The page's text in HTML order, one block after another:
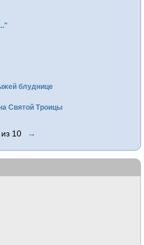
блуднице
Святой Троицы
10 →